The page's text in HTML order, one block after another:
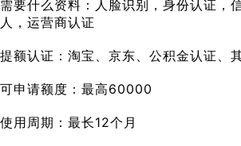
需要什么资料：人脸识别，身份认证，
人，运营商认证
提额认证：淘宝、京东、公积金认证、
可申请额度：最高60000
使用周期：最长12个月